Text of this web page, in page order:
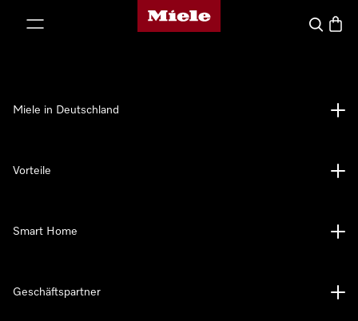
Miele-Homepage
Suche
Miele in Deutschland
Vorteile
Smart Home
Geschäftspartner